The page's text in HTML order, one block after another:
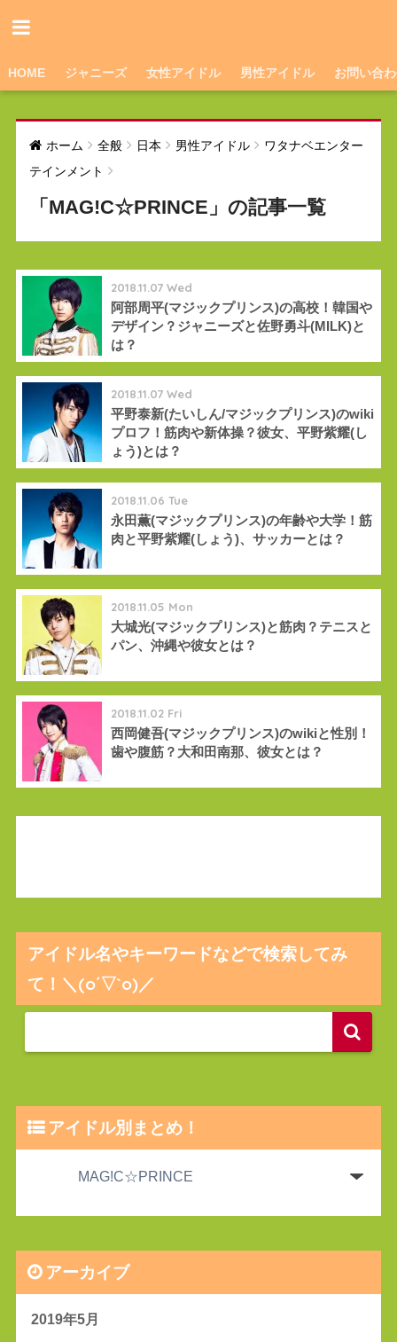
HOME ジャニーズ 女性アイドル 男性アイドル お問い合
ホーム 全般 日本 男性アイドル
ワタナベエンター
テインメント
「MAG!C☆PRINCE」の記事一覧
2018.11.07 Wed
阿部周平(マジックプリンス)の高校！韓国や
デザイン？ジャニーズと佐野勇斗(MILK)と
は？
2018.11.07 Wed
平野泰新(たいしん/マジックプリンス)のwiki
プロフ！筋肉や新体操？彼女、平野紫耀(し
ょう)とは？
2018.11.06 Tue
永田薫(マジックプリンス)の年齢や大学！筋
肉と平野紫耀(しょう)、サッカーとは？
2018.11.05 Mon
大城光(マジックプリンス)と筋肉？テニスと
パン、沖縄や彼女とは？
2018.11.02 Fri
西岡健吾(マジックプリンス)のwikiと性別！
歯や腹筋？大和田南那、彼女とは？
アイドル名やキーワードなどで検索してみ
て！＼(o´▽`o)／
アイドル別まとめ！
アーカイブ
2019年5月